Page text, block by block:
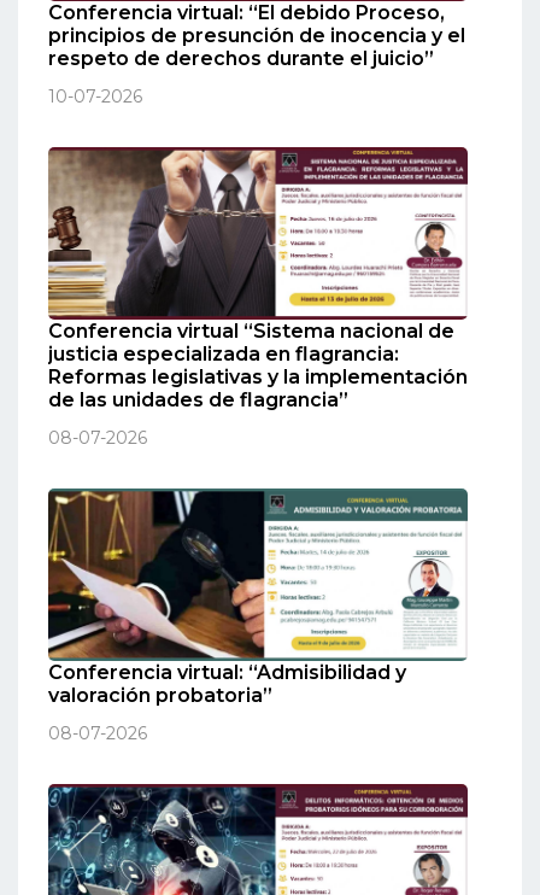
Conferencia virtual: “El debido Proceso,
principios de presunción de inocencia y el
respeto de derechos durante el juicio”
10-07-2026
Conferencia virtual “Sistema nacional de
justicia especializada en flagrancia:
Reformas legislativas y la implementación
de las unidades de flagrancia”
08-07-2026
Conferencia virtual: “Admisibilidad y
valoración probatoria”
08-07-2026